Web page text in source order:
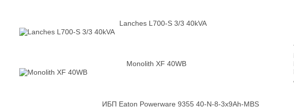
Lanches L700-S 3/3 40kVA
Monolith XF 40WB
ИБП Eaton Powerware 9355 40-N-8-3x9Ah-MBS